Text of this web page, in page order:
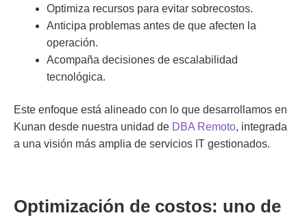
Optimiza recursos para evitar sobrecostos.
Anticipa problemas antes de que afecten la
operación.
Acompaña decisiones de escalabilidad
tecnológica.
Este enfoque está alineado con lo que desarrollamos en
Kunan desde nuestra unidad de DBA Remoto, integrada
a una visión más amplia de servicios IT gestionados.
Optimización de costos: uno de